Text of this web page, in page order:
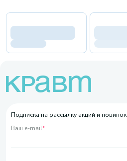
Подписка на рассылку акций и новинок
Ваш e-mail*